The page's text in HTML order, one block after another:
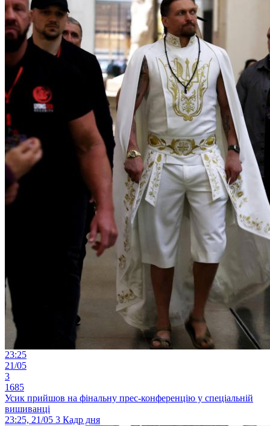
23:25
21/05
3
1685
Усик прийшов на фінальну прес-конференцію у спеціальній
вишиванці
23:25, 21/05 3 Кадр дня